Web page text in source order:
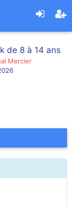
de 8 à 14 ans
Mercier